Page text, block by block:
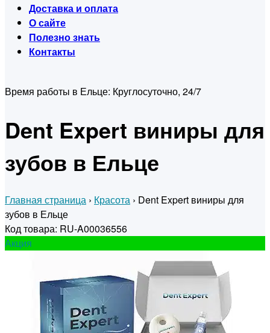
Доставка и оплата
О сайте
Полезно знать
Контакты
Время работы в Ельце: Круглосуточно, 24/7
Dent Expert виниры для
зубов в Ельце
Главная страница › Красота › Dent Expert виниры для
зубов в Ельце
Код товара: RU-A00036556
Акция